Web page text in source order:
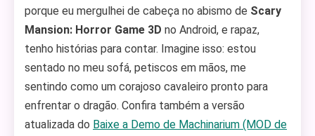
porque eu mergulhei de cabeça no abismo de Scary
Mansion: Horror Game 3D no Android, e rapaz,
tenho histórias para contar. Imagine isso: estou
sentado no meu sofá, petiscos em mãos, me
sentindo como um corajoso cavaleiro pronto para
enfrentar o dragão. Confira também a versão
atualizada do Baixe a Demo de Machinarium (MOD de